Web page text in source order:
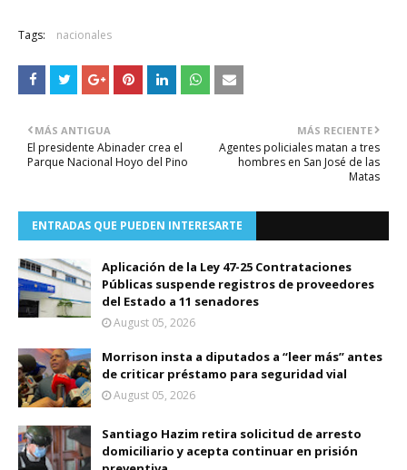
Tags: nacionales
MÁS RECIENTE
Agentes policiales matan a tres
hombres en San José de las
Matas
MÁS ANTIGUA
El presidente Abinader crea el
Parque Nacional Hoyo del Pino
ENTRADAS QUE PUEDEN INTERESARTE
Aplicación de la Ley 47-25 Contrataciones
Públicas suspende registros de proveedores
del Estado a 11 senadores
August 05, 2026
Morrison insta a diputados a “leer más” antes
de criticar préstamo para seguridad vial
August 05, 2026
Santiago Hazim retira solicitud de arresto
domiciliario y acepta continuar en prisión